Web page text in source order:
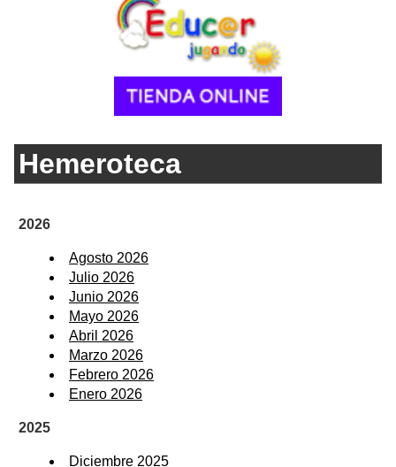
Hemeroteca
2026
Agosto 2026
Julio 2026
Junio 2026
Mayo 2026
Abril 2026
Marzo 2026
Febrero 2026
Enero 2026
2025
Diciembre 2025